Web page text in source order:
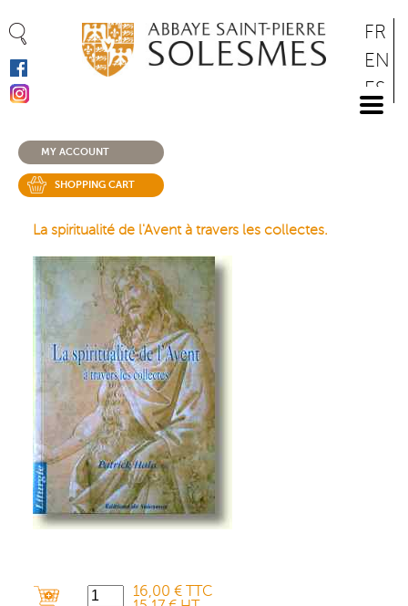
to
main
FR
EN
ES
DE
MY ACCOUNT
SHOPPING CART
La spiritualité de l'Avent à travers les collectes.
16,00 € TTC